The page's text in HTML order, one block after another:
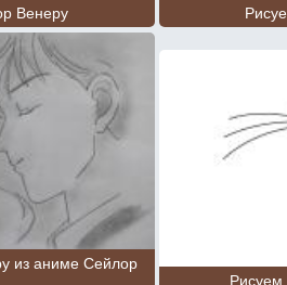
Венеру
из аниме Сейлор
Рисуем